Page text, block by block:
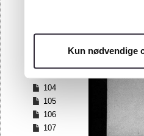
Kun nødvendige
100
104
105
106
107